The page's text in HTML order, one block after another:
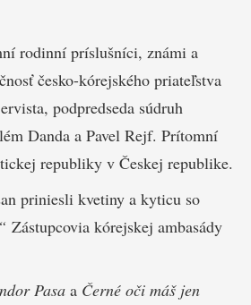
rodinní príslušníci, známi a
česko-kórejského priateľstva
podpredseda súdruh
Danda a Pavel Rejf. Prítomní
republiky v Českej republike.
priniesli kvetiny a kyticu so
Zástupcovia kórejskej ambasády
Pasa a Černé oči máš jen